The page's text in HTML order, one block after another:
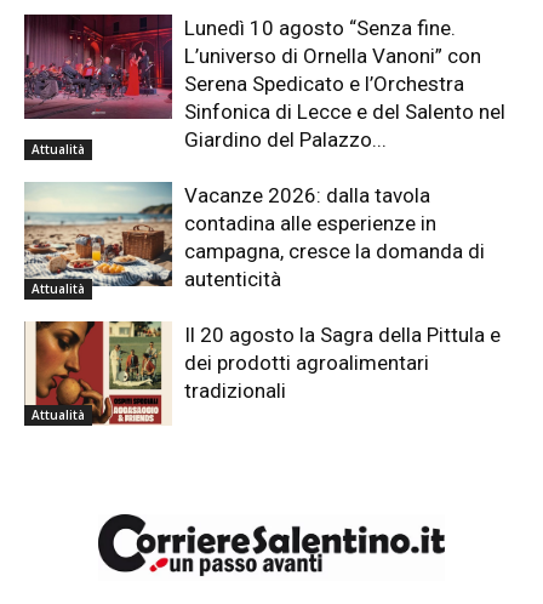
Attualità
Lunedì 10 agosto “Senza fine.
L’universo di Ornella Vanoni” con
Serena Spedicato e l’Orchestra
Sinfonica di Lecce e del Salento nel
Giardino del Palazzo...
Attualità
Vacanze 2026: dalla tavola
contadina alle esperienze in
campagna, cresce la domanda di
autenticità
Attualità
Il 20 agosto la Sagra della Pittula e
dei prodotti agroalimentari
tradizionali